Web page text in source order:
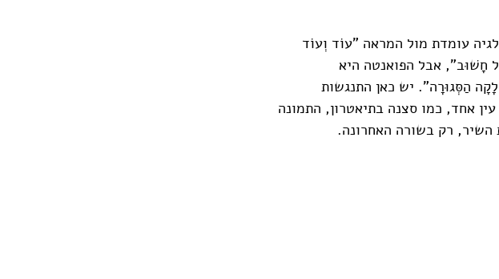
עומדת מול המראה "עוֹד וְעוֹד
חָשׁוּב", אבל הפואנטה היא
הַסְּגוּרָה". יש כאן התנגשות
אחד, כמו סצנה בתיאטרון, התמונה
רק בשורה האחרונה.